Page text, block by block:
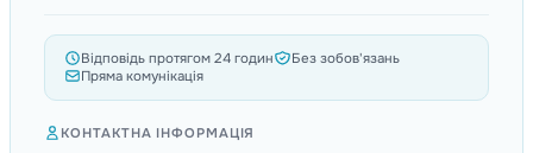
Відповідь протягом 24 годин
Без зобов'язань
Пряма комунікація
КОНТАКТНА ІНФОРМАЦІЯ